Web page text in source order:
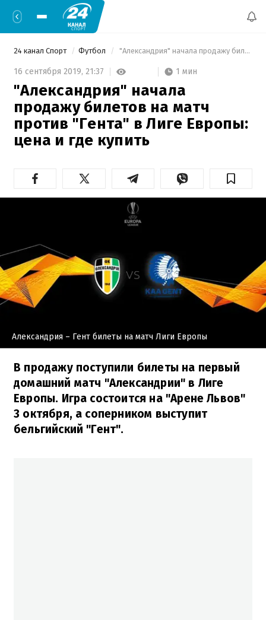
24 канал Спорт Футбол "Александрия" начала продажу билетов на матч против "Гента" в Лиге Европы: цена и где купить
16 сентября 2019, 21:37 1 мин
"Александрия" начала
продажу билетов на матч
против "Гента" в Лиге Европы:
цена и где купить
Александрия – Гент билеты на матч Лиги Европы
В продажу поступили билеты на первый
домашний матч "Александрии" в Лиге
Европы. Игра состоится на "Арене Львов"
3 октября, а соперником выступит
бельгийский "Гент".